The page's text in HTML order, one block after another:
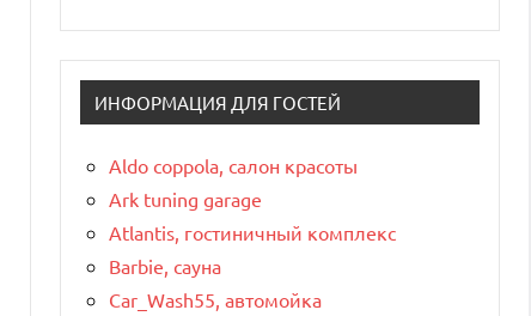
ИНФОРМАЦИЯ ДЛЯ ГОСТЕЙ
Aldo coppola, салон красоты
Ark tuning garage
Atlantis, гостиничный комплекс
Barbie, сауна
Car_Wash55, автомойка